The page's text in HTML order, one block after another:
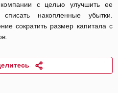
компании с целью улучшить ее
накопленные убытки.
сократить размер капитала с